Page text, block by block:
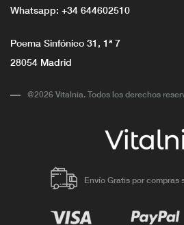
Whatsapp: +34 644602510
Poema Sinfónico 31, 1ª 7
28054 Madrid
@2026 Vitalnia. Todos los derechos
Envío Gratis por compras